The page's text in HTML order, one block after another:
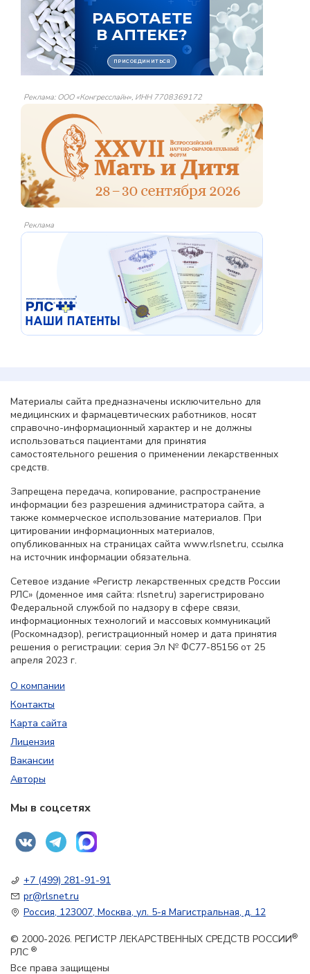
Реклама: ООО «Конгресслайн», ИНН 7708369172
Реклама
Материалы сайта предназначены исключительно для
медицинских и фармацевтических работников, носят
справочно-информационный характер и не должны
использоваться пациентами для принятия
самостоятельного решения о применении лекарственных
средств.
Запрещена передача, копирование, распространение
информации без разрешения администратора сайта, а
также коммерческое использование материалов. При
цитировании информационных материалов,
опубликованных на страницах сайта www.rlsnet.ru, ссылка
на источник информации обязательна.
Сетевое издание «Регистр лекарственных средств России
РЛС» (доменное имя сайта: rlsnet.ru) зарегистрировано
Федеральной службой по надзору в сфере связи,
информационных технологий и массовых коммуникаций
(Роскомнадзор), регистрационный номер и дата принятия
решения о регистрации: серия Эл № ФС77-85156 от 25
апреля 2023 г.
О компании
Контакты
Карта сайта
Лицензия
Вакансии
Авторы
Мы в соцсетях
+7 (499) 281-91-91
pr@rlsnet.ru
Россия, 123007, Москва, ул. 5-я Магистральная, д. 12
© 2000-2026. РЕГИСТР ЛЕКАРСТВЕННЫХ СРЕДСТВ РОССИИ®
РЛС ®
Все права защищены